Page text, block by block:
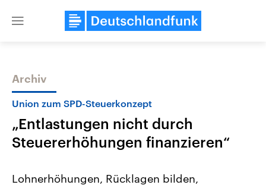
Close
Themen
Archiv
Union zum SPD-Steuerkonzept
„Entlastungen nicht durch
Steuererhöhungen finanzieren“
Lohnerhöhungen, Rücklagen bilden,